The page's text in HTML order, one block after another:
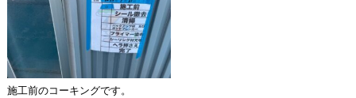
施工前のコーキングです。